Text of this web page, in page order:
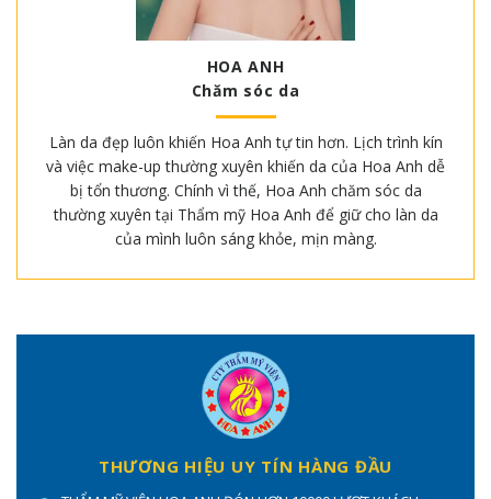
HOA ANH
Chăm sóc da
Làn da đẹp luôn khiến Hoa Anh tự tin hơn. Lịch trình kín
và việc make-up thường xuyên khiến da của Hoa Anh dễ
bị tổn thương. Chính vì thế, Hoa Anh chăm sóc da
thường xuyên tại Thẩm mỹ Hoa Anh để giữ cho làn da
của mình luôn sáng khỏe, mịn màng.
THƯƠNG HIỆU UY TÍN HÀNG ĐẦU